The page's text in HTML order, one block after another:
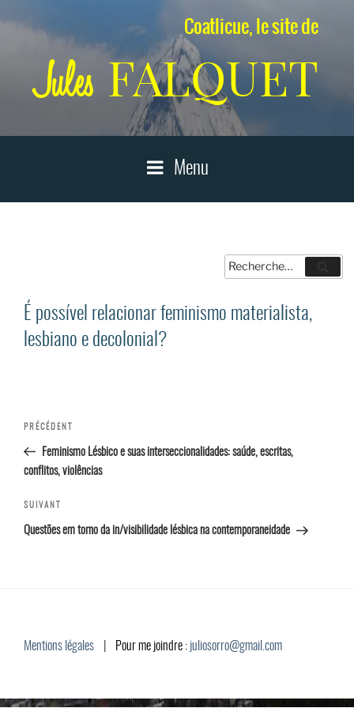
Coatlicue, le site de
Jules FALQUET
Menu
Recherche
pour
É possível relacionar feminismo materialista,
lesbiano e decolonial?
Navigation
de l’article
Article
précédent
PRÉCÉDENT
Feminismo Lésbico e suas interseccionalidades: saúde, escritas,
conflitos, violências
Article
suivant
SUIVANT
Questões em torno da in/visibilidade lésbica na contemporaneidade
Mentions légales Pour me joindre : juliosorro@gmail.com